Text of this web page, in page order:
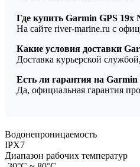
Где купить Garmin GPS 19x
На сайте river-marine.ru с
Какие условия доставки
Доставка курьерской
Есть ли гарантия на
Да, официальная гарантия
Водонепроницаемость
IPX7
Диапазон рабочих температур